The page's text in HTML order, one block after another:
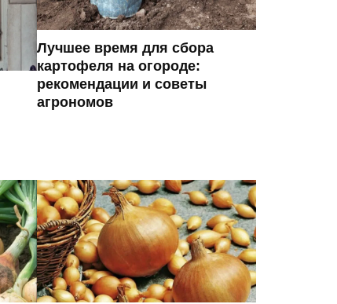
Лучшее время для сбора
картофеля на огороде:
рекомендации и советы
агрономов